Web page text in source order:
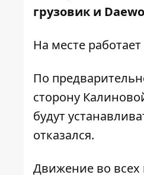
грузовик и
На месте
По
сторону
будут
отказался.
Движение во всех